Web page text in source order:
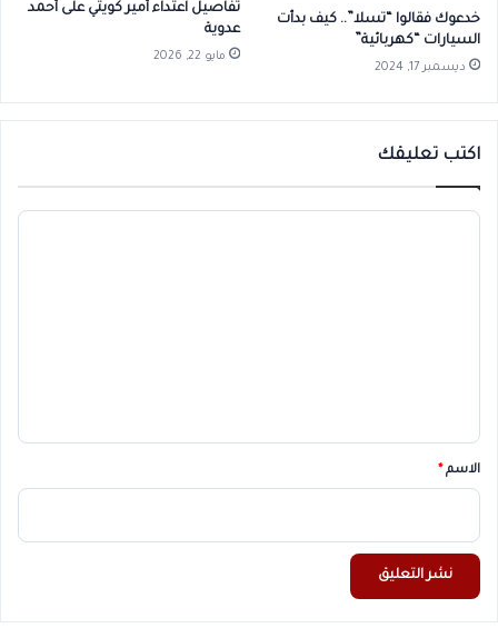
خدعوك فقالوا “تسلا”.. كيف بدأت
السيارات “كهربائية”
ديسمبر 17, 2024
تفاصيل اعتداء أمير كويتي على أحمد
عدوية
مايو 22, 2026
اكتب تعليقك
*
الاسم *